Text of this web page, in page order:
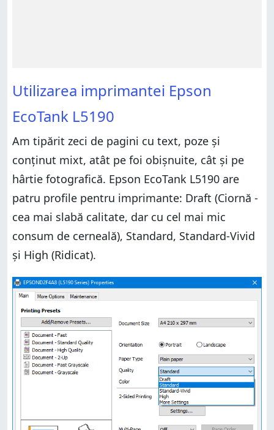
Utilizarea imprimantei Epson
EcoTank L5190
Am tipărit zeci de pagini cu text, poze și
conținut mixt, atât pe foi obișnuite, cât și pe
hârtie fotografică. Epson EcoTank L5190 are
patru profile pentru imprimante: Draft (Ciornă -
cea mai slabă calitate, dar cu cel mai mic
consum de cerneală), Standard, Standard-Vivid
și High (Ridicat).